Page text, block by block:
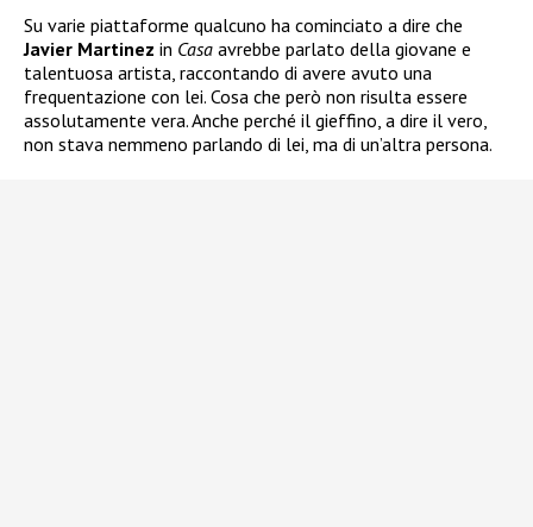
Su varie piattaforme qualcuno ha cominciato a dire che
Javier Martinez in Casa avrebbe parlato della giovane e
talentuosa artista, raccontando di avere avuto una
frequentazione con lei. Cosa che però non risulta essere
assolutamente vera. Anche perché il gieffino, a dire il vero,
non stava nemmeno parlando di lei, ma di un’altra persona.